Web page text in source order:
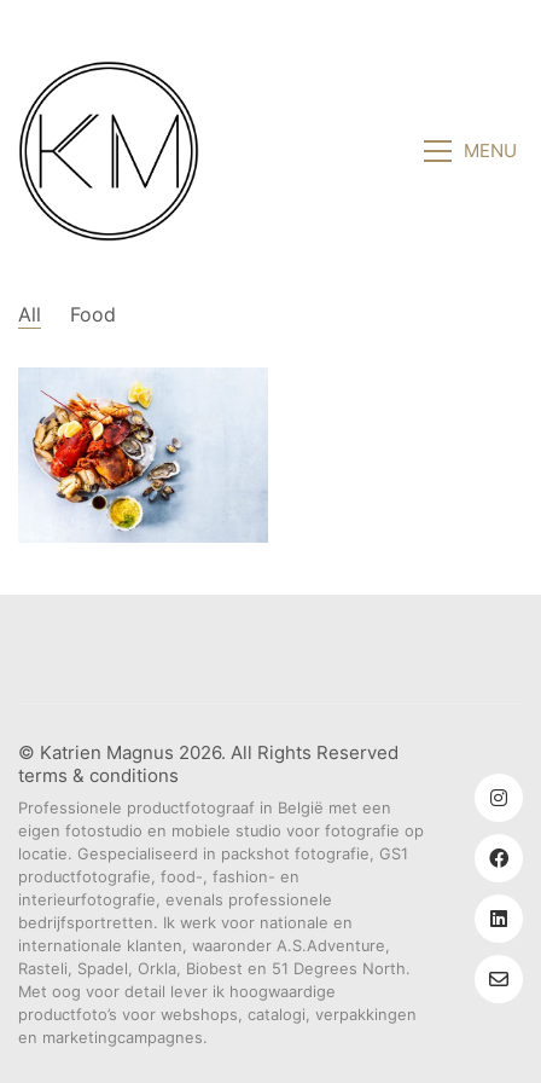
MENU
All Food
© Katrien Magnus 2026. All Rights Reserved
terms & conditions
Professionele productfotograaf in België met een
eigen fotostudio en mobiele studio voor fotografie op
locatie. Gespecialiseerd in packshot fotografie, GS1
productfotografie, food-, fashion- en
interieurfotografie, evenals professionele
bedrijfsportretten. Ik werk voor nationale en
internationale klanten, waaronder A.S.Adventure,
Rasteli, Spadel, Orkla, Biobest en 51 Degrees North.
Met oog voor detail lever ik hoogwaardige
productfoto’s voor webshops, catalogi, verpakkingen
en marketingcampagnes.